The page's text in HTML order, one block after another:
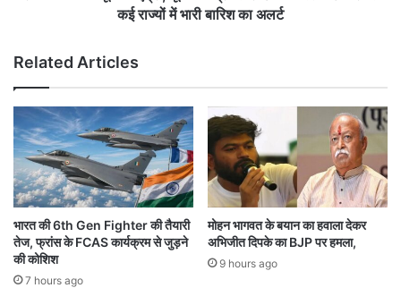
ह
से
की
ला
का
त
,
ल्द
सौं
पे
यू
पी
में
व
ज्र
पा
त
से
8
की
मौ
त
कई राज्यों में भारी बारिश का अलर्ट
Related Articles
भारत की 6th Gen Fighter की तैयारी
तेज, फ्रांस के FCAS कार्यक्रम से जुड़ने
की कोशिश
7 hours ago
मोहन भागवत के बयान का हवाला देकर
अभिजीत दिपके का BJP पर हमला,
9 hours ago